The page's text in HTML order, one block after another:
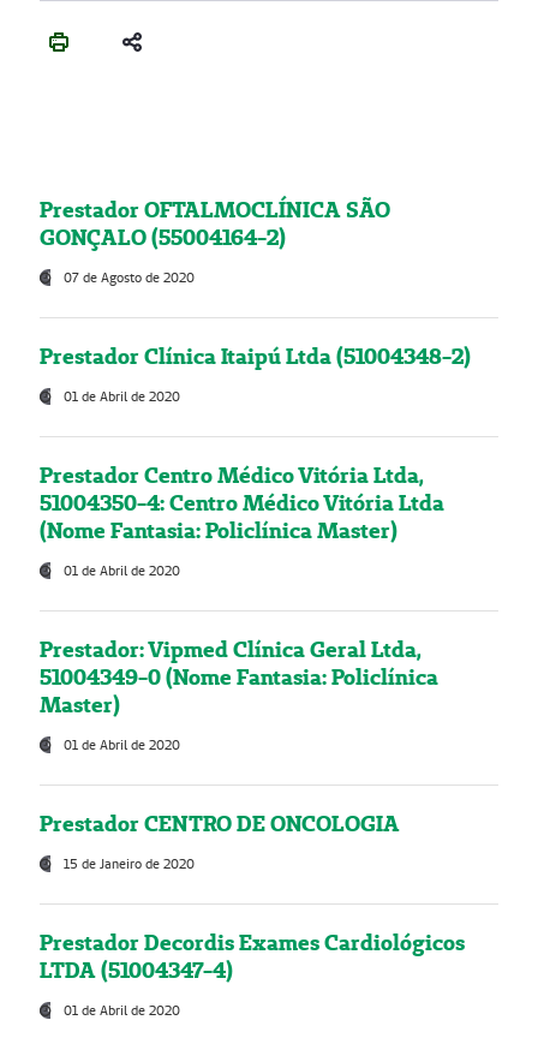
Prestador OFTALMOCLÍNICA SÃO
GONÇALO (55004164-2)
07 de Agosto de 2020
Prestador Clínica Itaipú Ltda (51004348-2)
01 de Abril de 2020
Prestador Centro Médico Vitória Ltda,
51004350-4: Centro Médico Vitória Ltda
(Nome Fantasia: Policlínica Master)
01 de Abril de 2020
Prestador: Vipmed Clínica Geral Ltda,
51004349-0 (Nome Fantasia: Policlínica
Master)
01 de Abril de 2020
Prestador CENTRO DE ONCOLOGIA
15 de Janeiro de 2020
Prestador Decordis Exames Cardiológicos
LTDA (51004347-4)
01 de Abril de 2020